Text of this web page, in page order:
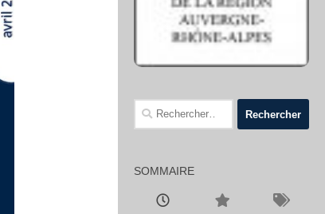
Rechercher :
SOMMAIRE